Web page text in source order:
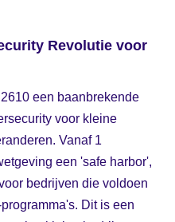
Revolutie voor
een baanbrekende
voor kleine
Vanaf 1
een 'safe harbor',
bedrijven die voldoen
Dit is een